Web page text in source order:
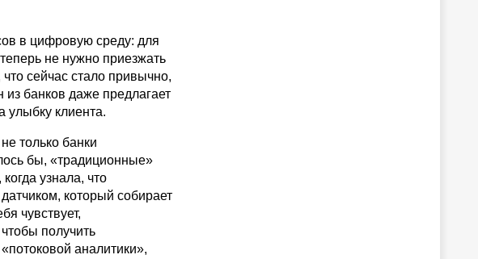
в цифровую среду: для
не нужно приезжать
сейчас стало привычно,
из банков даже предлагает
улыбку клиента.
только банки
бы, «традиционные»
узнала, что
который собирает
чувствует,
получить
аналитики»,